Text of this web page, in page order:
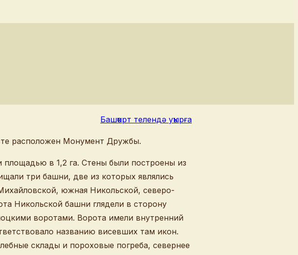
Башҡорт телендә уҡырға
расположен Монумент Дружбы.
площадью в 1,2 га. Стены были построены из
три башни, две из которых являлись
южная Никольской, северо-
Никольской башни глядели в сторону
воротами. Ворота имели внутренний
названию висевших там икон.
склады и пороховые погреба, севернее